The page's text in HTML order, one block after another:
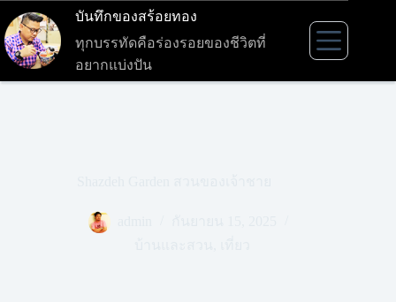
to
content
บันทึกของสร้อยทอง
ทุกบรรทัดคือร่องรอยของชีวิตที่
อยากแบ่งปัน